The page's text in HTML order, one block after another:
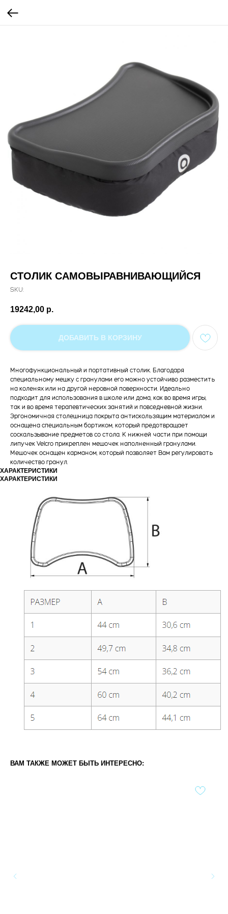
СТОЛИК САМОВЫРАВНИВАЮЩИЙСЯ
SKU:
19242,00 р.
ДОБАВИТЬ В КОРЗИНУ
Многофункциональный и портативный столик. Благодаря
специальному мешку с гранулами его можно устойчиво разместить
на коленях или на другой неровной поверхности. Идеально
подходит для использования в школе или дома, как во время игры,
так и во время терапевтических занятий и повседневной жизни.
Эргономичная столешница покрыта антискользящим материалом и
оснащена специальным бортиком, который предотвращает
соскальзывание предметов со стола. К нижней части при помощи
липучек Velcro прикреплен мешочек наполненный гранулами.
Мешочек оснащен карманом, который позволяет Вам регулировать
количество гранул.
ХАРАКТЕРИСТИКИ
ХАРАКТЕРИСТИКИ
ВАМ ТАКЖЕ МОЖЕТ БЫТЬ ИНТЕРЕСНО: